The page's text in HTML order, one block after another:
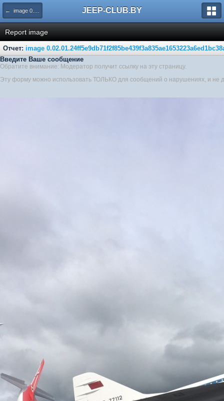
← image 0.02.01.24ff5e9db71f2f85be439f3a835ae1653223a6ed1bc38a310a3b7de52cb2f907 V JEEP-CLUB.BY
Report image
Отчет: image
Введите Ваше сообщение
Обратите внимание: Модератор получит ссылку на эту страницу.
Эту форму можно использовать ТОЛЬКО для сообщений о нарушениях, и не